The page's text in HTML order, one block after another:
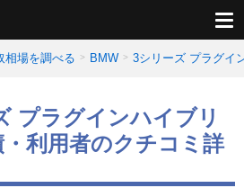
相場を調べる BMW 3シリーズ プラグイ
プラグインハイブリ
利用者のクチコミ詳